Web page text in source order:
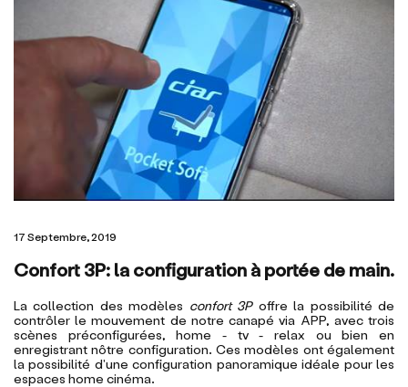
17 Septembre, 2019
Confort 3P: la configuration à portée de main.
La collection des modèles confort 3P offre la possibilité de
contrôler le mouvement de notre canapé via APP, avec trois
scènes préconfigurées, home - tv - relax ou bien en
enregistrant nôtre configuration. Ces modèles ont également
la possibilité d'une configuration panoramique idéale pour les
espaces home cinéma.